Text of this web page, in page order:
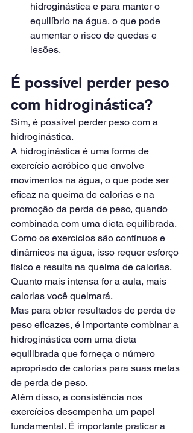
hidroginástica e para manter o
equilíbrio na água, o que pode
aumentar o risco de quedas e
lesões.
É possível perder peso
com hidroginástica?
Sim, é possível perder peso com a
hidroginástica.
A hidroginástica é uma forma de
exercício aeróbico que envolve
movimentos na água, o que pode ser
eficaz na queima de calorias e na
promoção da perda de peso, quando
combinada com uma dieta equilibrada.
Como os exercícios são contínuos e
dinâmicos na água, isso requer esforço
físico e resulta na queima de calorias.
Quanto mais intensa for a aula, mais
calorias você queimará.
Mas para obter resultados de perda de
peso eficazes, é importante combinar a
hidroginástica com uma dieta
equilibrada que forneça o número
apropriado de calorias para suas metas
de perda de peso.
Além disso, a consistência nos
exercícios desempenha um papel
fundamental. É importante praticar a